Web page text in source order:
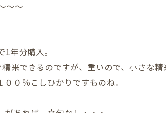
～～
年分購入。
米できるのですが、重いので、小さな精
０％こしひかりですものね。